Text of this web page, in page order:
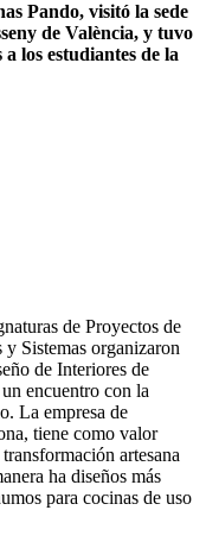
Pando, visitó la sede
de València, y tuvo
los estudiantes de la
de Proyectos de
Sistemas organizaron
de Interiores de
encuentro con la
La empresa de
tiene como valor
artesana
ha diseños más
para cocinas de uso